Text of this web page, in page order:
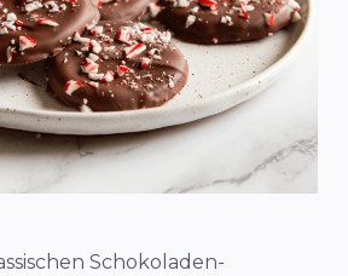
Schokoladen-